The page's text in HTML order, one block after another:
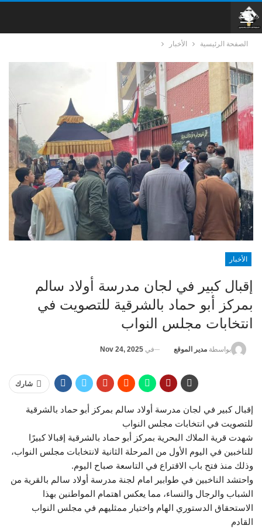
الصفحة الرئيسية الأخبار
الأخبار
إقبال كبير في لجان مدرسة أولاد سالم
بمركز أبو حماد بالشرقية للتصويت في
انتخابات مجلس النواب
بواسطة مدير الموقع في Nov 24, 2025
شارك
إقبال كبير في لجان مدرسة أولاد سالم بمركز أبو حماد بالشرقية
للتصويت في انتخابات مجلس النواب
شهدت قرية الملاك البحرية بمركز أبو حماد بالشرقية إقبالا كبيرًا
للناخبين في اليوم الأول من المرحلة الثانية لانتخابات مجلس النواب،
وذلك منذ فتح باب الاقتراع في التاسعة صباح اليوم.
واحتشد الناخبين في طوابير امام لجنة مدرسة أولاد سالم بالقرية من
الشباب والرجال والنساء، مما يعكس اهتمام المواطنين بهذا
الاستحقاق الدستوري الهام واختيار ممثليهم في مجلس النواب
القادم